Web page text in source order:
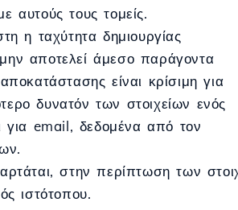
αυτούς τους τομείς.
η ταχύτητα δημιουργίας
αποτελεί άμεσο παράγοντα
είναι κρίσιμη για
δυνατόν των στοιχείων ενός
για email, δεδομένα από τον
στην περίπτωση των
ιστότοπου.